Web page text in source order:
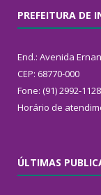
PREFEITURA DE
End.: Avenida
CEP: 68770-000
Fone: (91) 2992-1128
Horário de
ÚLTIMAS